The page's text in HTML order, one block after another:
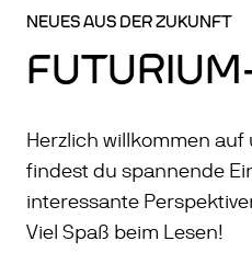
NEUES AUS DER ZUKUNFT
Herzlich willkommen auf
findest du spannende
interessante
Viel Spaß beim Lesen!